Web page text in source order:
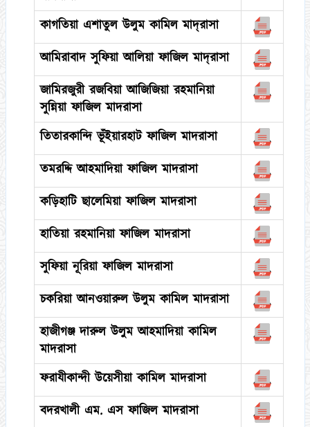
কাগতিয়া এশাতুল উলুম কামিল মাদ্‌রাসা
আমিরাবাদ সুফিয়া আলিয়া ফাজিল মাদ্‌রাসা
জামিরজুরী রজবিয়া আজিজিয়া রহমানিয়া
সুন্নিয়া ফাজিল মাদরাসা
তিতারকান্দি ভূঁইয়ারহাট ফাজিল মাদরাসা
তমরদ্দি আহমাদিয়া ফাজিল মাদরাসা
কড়িহাটি ছালেমিয়া ফাজিল মাদরাসা
হাতিয়া রহমানিয়া ফাজিল মাদরাসা
সুফিয়া নূরিয়া ফাজিল মাদরাসা
চকরিয়া আনওয়ারুল উলুম কামিল মাদরাসা
হাজীগঞ্জ দারুল উলুম আহমাদিয়া কামিল
মাদরাসা
ফরাযীকান্দী উয়েসীয়া কামিল মাদরাসা
বদরখালী এম. এস ফাজিল মাদরাসা